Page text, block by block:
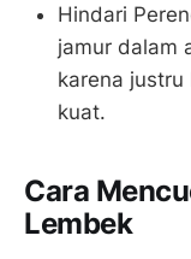
Hindari
jamur dalam
karena
kuat.
Cara
Lembek